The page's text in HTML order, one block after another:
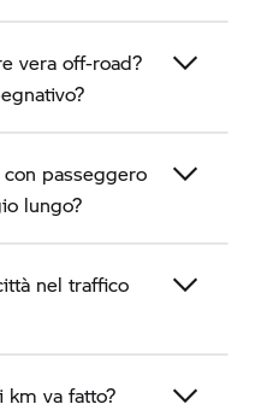
vera off-road?
passeggero
lungo?
nel traffico
km va fatto?